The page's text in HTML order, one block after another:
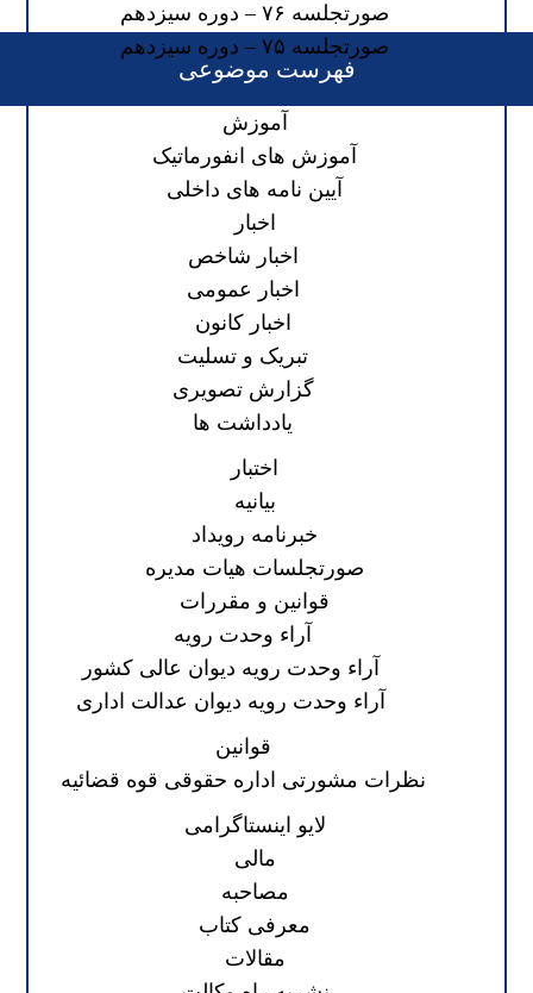
صورتجلسه ۷۶ – دوره سیزدهم
صورتجلسه ۷۵ – دوره سیزدهم
فهرست موضوعی
آموزش
آموزش های انفورماتیک
آیین نامه های داخلی
اخبار
اخبار شاخص
اخبار عمومی
اخبار کانون
تبریک و تسلیت
گزارش تصویری
یادداشت ها
اختبار
بیانیه
خبرنامه رویداد
صورتجلسات هیات مدیره
قوانین و مقررات
آراء وحدت رویه
آراء وحدت رویه دیوان عالی کشور
آراء وحدت رویه دیوان عدالت اداری
قوانین
نظرات مشورتی اداره حقوقی قوه قضائیه
لایو اینستاگرامی
مالی
مصاحبه
معرفی کتاب
مقالات